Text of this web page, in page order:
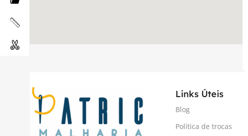
Links Úteis
Blog
Política de trocas